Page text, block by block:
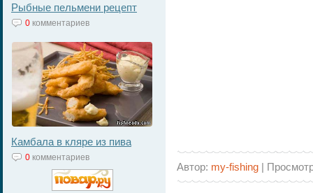
Рыбные пельмени рецепт
0 комментариев
Камбала в кляре из пива
0 комментариев
Автор: my-fishing|